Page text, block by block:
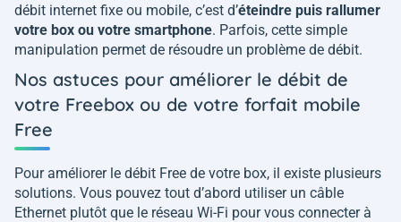
débit internet fixe ou mobile, c’est d’éteindre puis rallumer
votre box ou votre smartphone. Parfois, cette simple
manipulation permet de résoudre un problème de débit.
Nos astuces pour améliorer le débit de
votre Freebox ou de votre forfait mobile
Free
Pour améliorer le débit Free de votre box, il existe plusieurs
solutions. Vous pouvez tout d’abord utiliser un câble
Ethernet plutôt que le réseau Wi-Fi pour vous connecter à